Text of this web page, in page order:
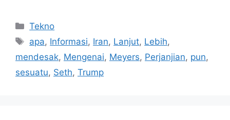
Kategori
Tekno
Tag
apa, Informasi, Iran, Lanjut, Lebih,
mendesak, Mengenai, Meyers, Perjanjian, pun,
sesuatu, Seth, Trump